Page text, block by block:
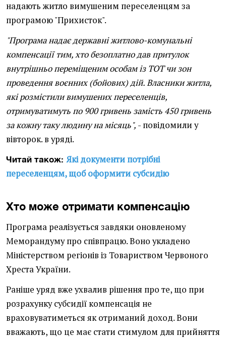
надають житло вимушеним переселенцям за
програмою "Прихисток".
"Програма надає державні житлово-комунальні
компенсації тим, хто безоплатно дав притулок
внутрішньо переміщеним особам із ТОТ чи зон
проведення воєнних (бойових) дій.Власники житла,
які розмістили вимушених переселенців,
отримуватимуть по 900 гривень замість 450 гривень
за кожну таку людину на місяць", - повідомили у
вівторок. в уряді.
Читай також: Які документи потрібні
переселенцям, щоб оформити субсидію
Хто може отримати компенсацію
Програма реалізується завдяки оновленому
Меморандуму про співпрацю. Воно укладено
Міністерством регіонів із Товариством Червоного
Хреста України.
Раніше уряд вже ухвалив рішення про те, що при
розрахунку субсидії компенсація не
враховуватиметься як отриманий доход. Вони
вважають, що це має стати стимулом для прийняття